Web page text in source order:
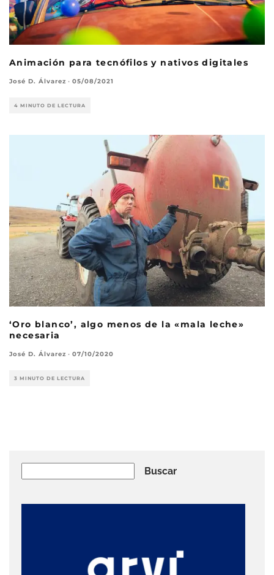
Animación para tecnófilos y nativos digitales
José D. Álvarez · 05/08/2021
4 MINUTO DE LECTURA
‘Oro blanco’, algo menos de la «mala leche»
necesaria
José D. Álvarez · 07/10/2020
3 MINUTO DE LECTURA
Buscar